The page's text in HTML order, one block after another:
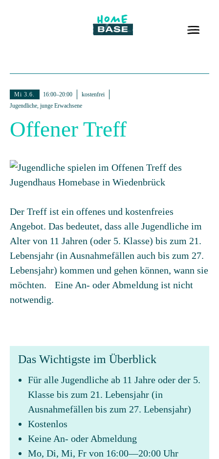
Mi 3.6. 16:00–20:00
kostenfrei
Jugendliche, junge Erwachsene
Offener Treff
Der Treff ist ein offenes und kostenfreies
Angebot. Das bedeutet, dass alle Jugendliche im
Alter von 11 Jahren (oder 5. Klasse) bis zum 21.
Lebensjahr (in Ausnahmefällen auch bis zum 27.
Lebensjahr) kommen und gehen können, wann sie
möchten. Eine An- oder Abmeldung ist nicht
notwendig.
Das Wichtigste im Überblick
Für alle Jugendliche ab 11 Jahre oder der 5.
Klasse bis zum 21. Lebensjahr (in
Ausnahmefällen bis zum 27. Lebensjahr)
Kostenlos
Keine An- oder Abmeldung
Mo, Di, Mi, Fr von 16:00—20:00 Uhr